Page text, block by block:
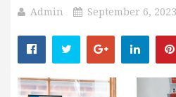
Admin September 6, 2023